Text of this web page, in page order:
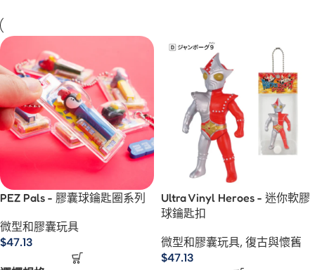
PEZ Pals - 膠囊球鑰匙圈系列
微型和膠囊玩具
$47.13
Ultra Vinyl Heroes - 迷你軟膠
球鑰匙扣
微型和膠囊玩具, 復古與懷舊
$47.13